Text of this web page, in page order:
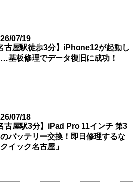
07/19
古屋駅徒歩3分】iPhone12が起動し
基板修理でデータ復旧に成功！
07/18
古屋駅3分】iPad Pro 11インチ 第3
バッテリー交換！即日修理するな
イック名古屋」